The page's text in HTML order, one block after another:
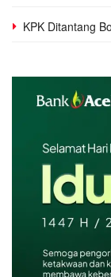
KPK Ditantang